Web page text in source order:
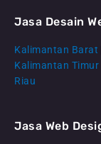
Jasa Desain
Kalimantan Barat
Kalimantan Timur
Riau
Jasa Web